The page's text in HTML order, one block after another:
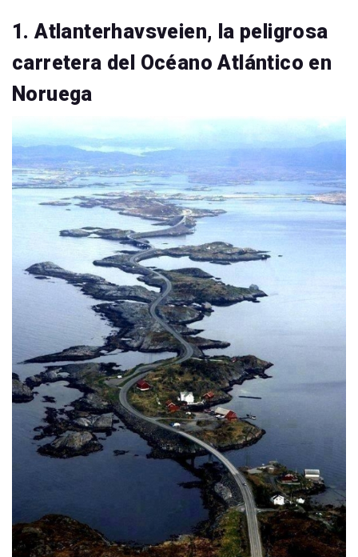
1. Atlanterhavsveien, la peligrosa
carretera del Océano Atlántico en
Noruega